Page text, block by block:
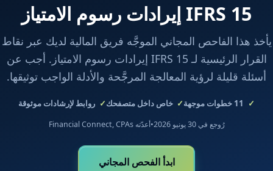
IFRS 15 إيرادات رسوم الامتياز
يأخذ هذا الفاحص المجاني الموجَّه فريق المالية لديك عبر نقاط
القرار الرئيسية لـ IFRS 15 إيرادات رسوم الامتياز. أجب عن
أسئلة قليلة لرؤية المعالجة المرجَّحة والأدلة الواجب توثيقها.
11 خطوات موجهة خاص داخل متصفحك روابط لإرشادات موثوقة
رُوجع في 30 يونيو 2026 •أعدّته Financial Connect, CPAs
ابدأ الفحص المجاني